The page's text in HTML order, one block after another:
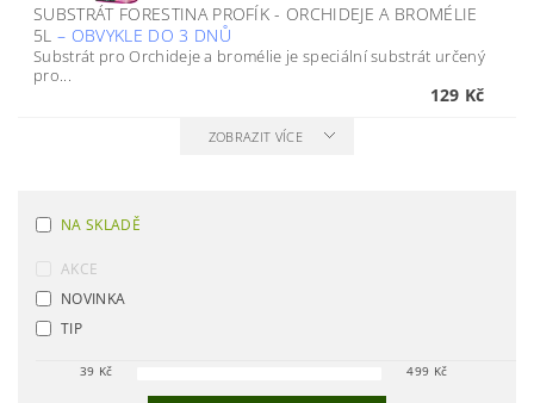
SUBSTRÁT FORESTINA PROFÍK - ORCHIDEJE A BROMÉLIE
5L– OBVYKLE DO 3 DNŮ
Substrát pro Orchideje a bromélie je speciální substrát určený
pro...
129 Kč
ZOBRAZIT VÍCE
NA SKLADĚ
AKCE
NOVINKA
TIP
39 Kč 499 Kč